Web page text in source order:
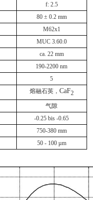
f: 2.5
80 ± 0.2 mm
M62x1
MUC 3.60.0
ca. 22 mm
190-2200 nm
5
熔融石英， CaF2
气隙
-0.25 bis -0.65
750-380 mm
50 - 100 µm